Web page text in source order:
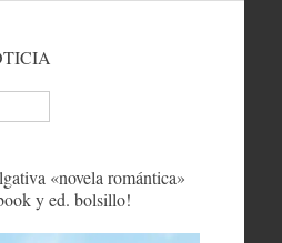
«novela romántica»
y ed. bolsillo!